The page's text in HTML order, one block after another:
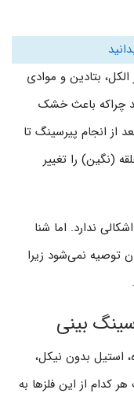
بتادین و موادی
چراکه باعث خشک
انجام پیرسینگ تا
(نگین) را تغییر
ندارد. اما شنا
توصیه نمی‌شود زیرا
بینی
استیل بدون نیکل،
کدام از این فلزها به